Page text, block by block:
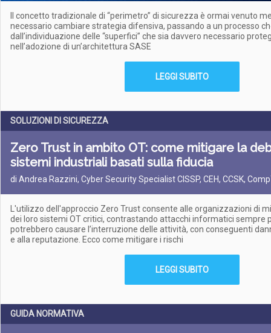
Il concetto tradizionale di “perimetro” di sicurezza è ormai venuto
necessario cambiare strategia difensiva, passando a un processo
dall’individuazione delle “superfici” che sia davvero necessario
nell’adozione di un’architettura SASE
LEGGI SUBITO
SOLUZIONI DI SICUREZZA
Zero Trust in ambito OT: come mitigare la
sistemi industriali basati sulla fiducia
di Andrea Razzini, Cyber Security Specialist CISSP, CEH, CCSK,
L'utilizzo dell'approccio Zero Trust consente alle organizzazioni di
dei loro sistemi OT critici, contrastando attacchi informatici sempre
potrebbero causare l’interruzione delle attività, con conseguenti
e alla reputazione. Ecco come mitigare i rischi
LEGGI SUBITO
GUIDA NORMATIVA